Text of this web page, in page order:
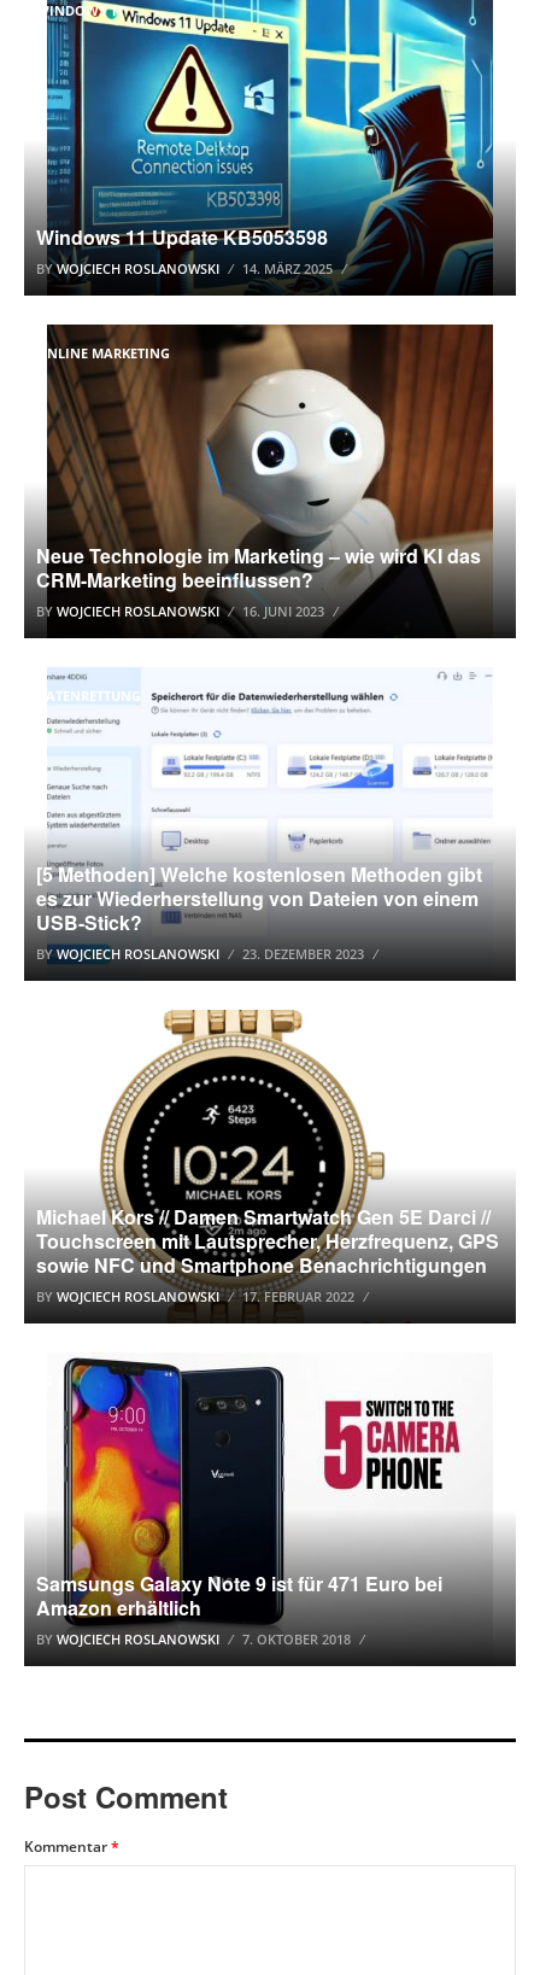
WINDOWS 11
Windows 11 Update KB5053598
BYWOJCIECH ROSLANOWSKI 14. MÄRZ 2025
ONLINE MARKETING
Neue Technologie im Marketing – wie wird KI das
CRM-Marketing beeinflussen?
BY WOJCIECH ROSLANOWSKI 16. JUNI 2023
DATENRETTUNG
[5 Methoden] Welche kostenlosen Methoden gibt
es zur Wiederherstellung von Dateien von einem
USB-Stick?
BY WOJCIECH ROSLANOWSKI 23. DEZEMBER 2023
Michael Kors // Damen Smartwatch Gen 5E Darci //
Touchscreen mit Lautsprecher, Herzfrequenz, GPS
sowie NFC und Smartphone Benachrichtigungen
BY WOJCIECH ROSLANOWSKI 17. FEBRUAR 2022
Samsungs Galaxy Note 9 ist für 471 Euro bei
Amazon erhältlich
BY WOJCIECH ROSLANOWSKI 7. OKTOBER 2018
Post Comment
Kommentar*